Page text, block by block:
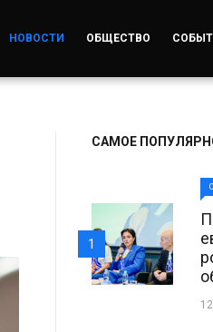
НОВОСТИ ОБЩЕСТВО
САМОЕ
1